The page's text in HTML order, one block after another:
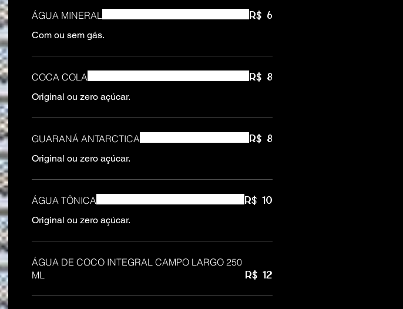
ÁGUA MINERAL
Com ou sem gás.
R$ 6
COCA COLA
Original ou zero açúcar.
R$ 8
GUARANÁ ANTARCTICA
Original ou zero açúcar.
R$ 8
ÁGUA TÔNICA
Original ou zero açúcar.
R$ 10
ÁGUA DE COCO INTEGRAL CAMPO LARGO 250
ML
R$ 12